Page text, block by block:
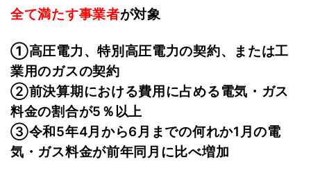
全て満たす事業者が対象
①高圧電力 、特別高圧電力の契約、または工
業用のガスの契約
②前決算期における費用に占める電気・ガス
料金の割合が5％以上
③令和5年4月から6月までの何れか1月の電
気・ガス料金が前年同月に比べ増加